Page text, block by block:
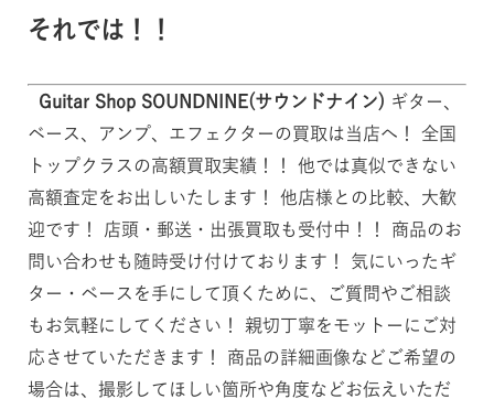
それでは！！
Guitar Shop SOUNDNINE(サウンドナイン) ギター、
ベース、アンプ、エフェクターの買取は当店へ！ 全国
トップクラスの高額買取実績！！ 他では真似できない
高額査定をお出しいたします！ 他店様との比較、大歓
迎です！ 店頭・郵送・出張買取も受付中！！ 商品のお
問い合わせも随時受け付けております！ 気にいったギ
ター・ベースを手にして頂くために、ご質問やご相談
もお気軽にしてください！ 親切丁寧をモットーにご対
応させていただきます！ 商品の詳細画像などご希望の
場合は、撮影してほしい箇所や角度などお伝えいただ